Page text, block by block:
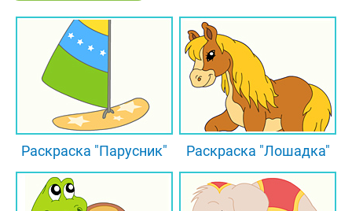
Раскраска "Парусник" Раскраска "Лошадка"